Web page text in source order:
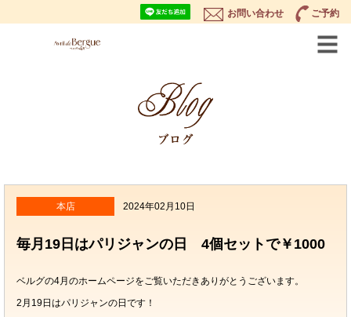
お問い合わせ ご予約
本店 2024年02月10日
毎月19日はパリジャンの日 4個セットで￥1000
ベルグの4月のホームページをご覧いただきありがとうございます。
2月19日はパリジャンの日です！